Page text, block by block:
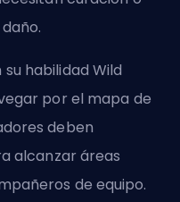
habilidad Wild
por el mapa de
deben
alcanzar áreas
de equipo.